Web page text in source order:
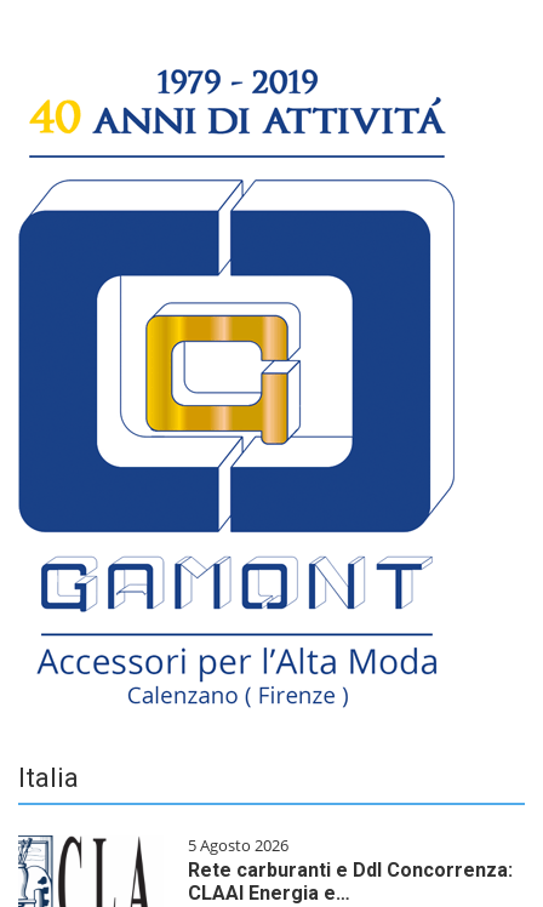
Italia
5 Agosto 2026
Rete carburanti e Ddl Concorrenza:
CLAAI Energia e…